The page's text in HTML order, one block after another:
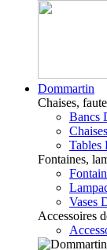
Dommartin
Chaises,
Bancs
Fontaines,
Vases
Accessoires